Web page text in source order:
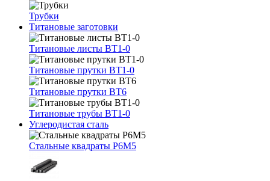
Трубки
Титановые заготовки
Титановые листы ВТ1-0
Титановые прутки ВТ1-0
Титановые прутки ВТ6
Титановые трубы ВТ1-0
Углеродистая сталь
Стальные квадраты Р6М5